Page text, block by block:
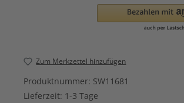
Zum Merkzettel hinzufügen
Produktnummer: SW11681
Lieferzeit: 1-3 Tage